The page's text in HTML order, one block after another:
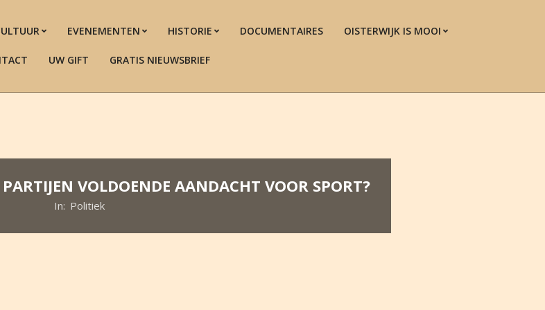
EVENEMENTEN HISTORIE DOCUMENTAIRES OISTERWIJK IS MOOI
UW GIFT GRATIS NIEUWSBRIEF
VOLDOENDE AANDACHT VOOR SPORT?
In: Politiek